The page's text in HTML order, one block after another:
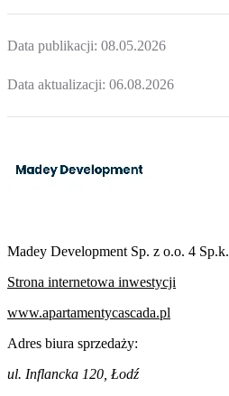
Data publikacji: 08.05.2026
Data aktualizacji: 06.08.2026
Madey Development Sp. z o.o. 4 Sp.k.
Strona internetowa inwestycji
www.apartamentycascada.pl
Adres biura sprzedaży:
ul. Inflancka 120, Łodź